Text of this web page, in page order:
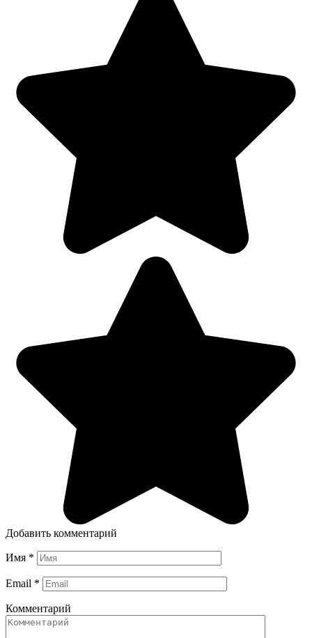
Добавить комментарий
Имя *
Email *
Комментарий